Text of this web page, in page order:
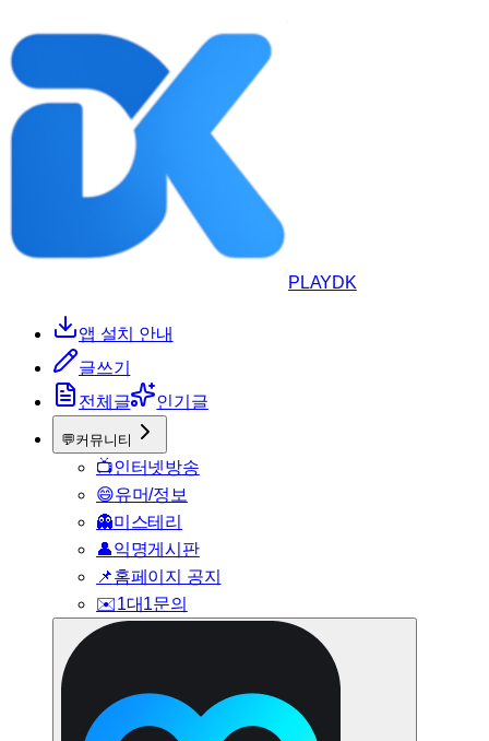
PLAYDK
앱 설치 안내
글쓰기
전체글
인기글
💬커뮤니티
📺인터넷방송
😄유머/정보
👻미스테리
👤익명게시판
📌홈페이지 공지
✉️1대1문의